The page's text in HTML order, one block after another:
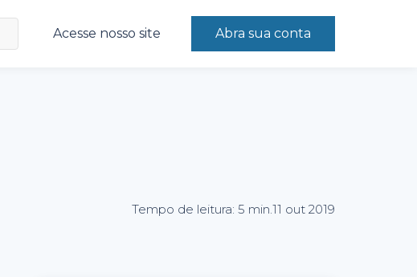
Acesse nosso site Abra sua conta
Tempo de leitura: 5 min.11 out 2019